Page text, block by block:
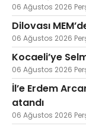
06 Ağustos 2026
Dilovası
06 Ağustos 2026
Kocaeli’ye
06 Ağustos 2026
İl’e Erdem
atandı
06 Ağustos 2026